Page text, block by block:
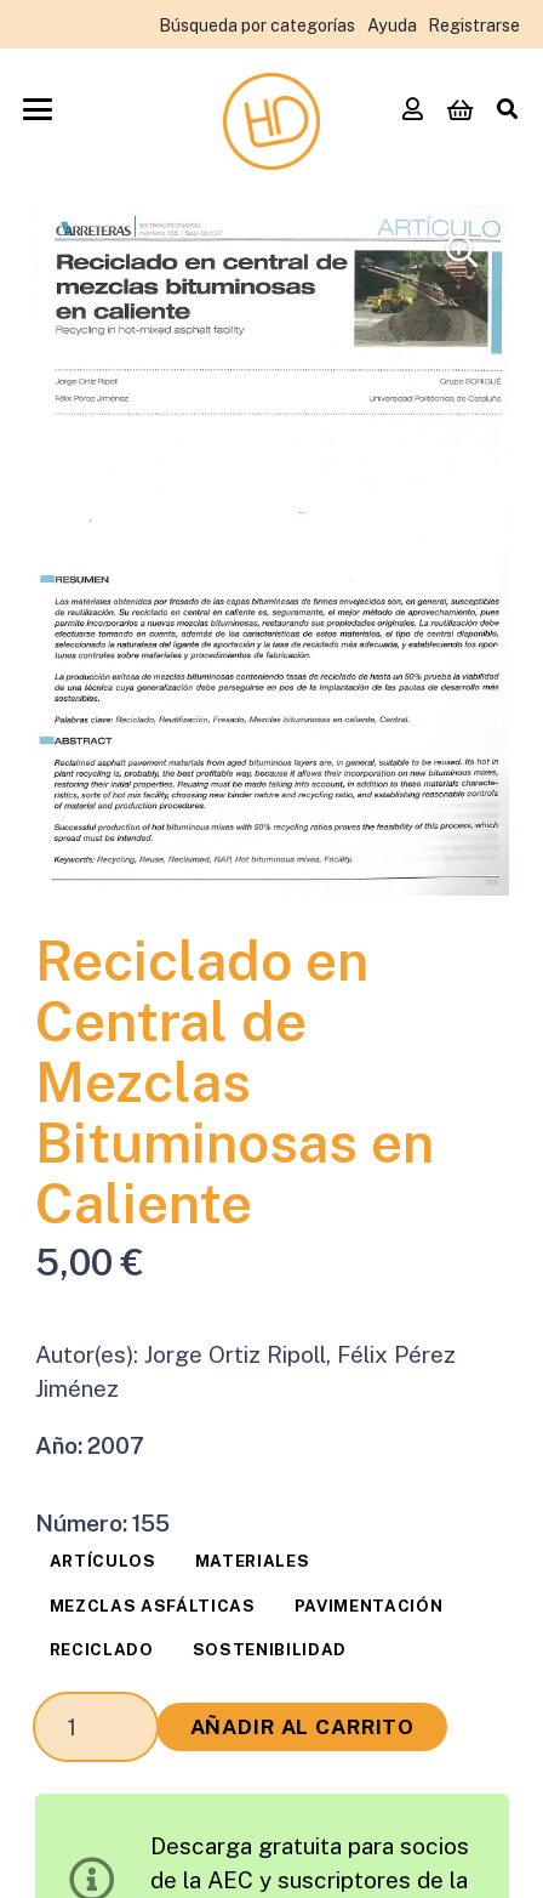
Búsqueda por categorías Ayuda Registrarse
Reciclado en
Central de
Mezclas
Bituminosas en
Caliente
5,00€
Autor(es): Jorge Ortiz Ripoll, Félix Pérez
Jiménez
Año:2007
Número:155
ARTÍCULOS MATERIALES
MEZCLAS ASFÁLTICAS PAVIMENTACIÓN
RECICLADO SOSTENIBILIDAD
Reciclado
en
Bituminosas
AÑADIR AL CARRITO
Descarga gratuita para socios
de la AEC y suscriptores de la